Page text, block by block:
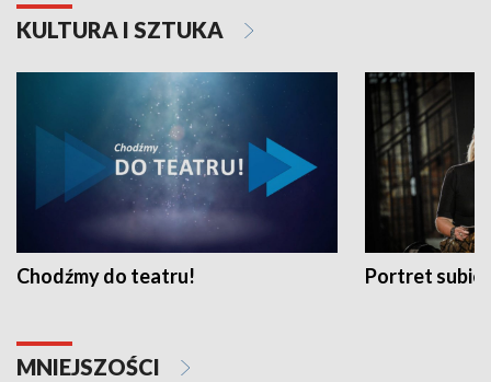
KULTURA I SZTUKA
Chodźmy do teatru! Portret
MNIEJSZOŚCI